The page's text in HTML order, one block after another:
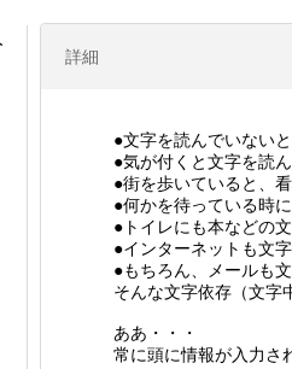
詳細
●文字を読んでいない
●気が付くと文字を読ん
●街を歩いていると、
●何かを待っている時
●トイレにも本などの
●インターネットも文
●もちろん、メールも
そんな文字依存（文字
ああ・・・
常に頭に情報が入力さ